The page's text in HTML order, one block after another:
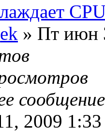
» Пт июн
2009 1:33